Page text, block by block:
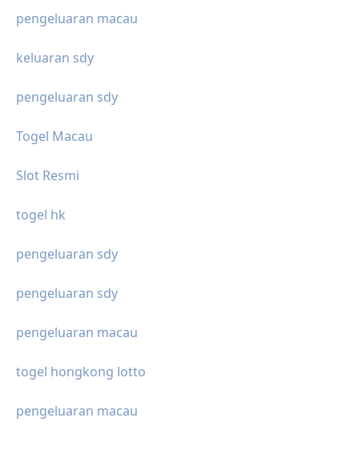
pengeluaran macau
keluaran sdy
pengeluaran sdy
Togel Macau
Slot Resmi
togel hk
pengeluaran sdy
pengeluaran sdy
pengeluaran macau
togel hongkong lotto
pengeluaran macau